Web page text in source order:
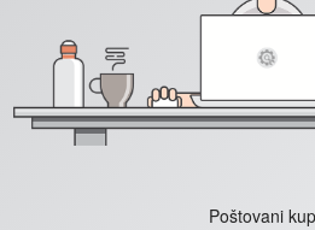
Poštovani